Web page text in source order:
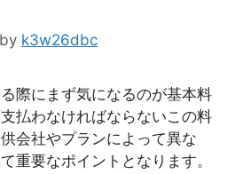
by k3w26dbc
際にまず気になるのが基本料
払わなければならないこの料
会社やプランによって異な
重要なポイントとなります。